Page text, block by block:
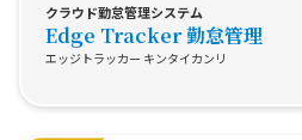
クラウド勤怠管理システム
Edge Tracker 勤怠管理
エッジトラッカー キンタイカンリ